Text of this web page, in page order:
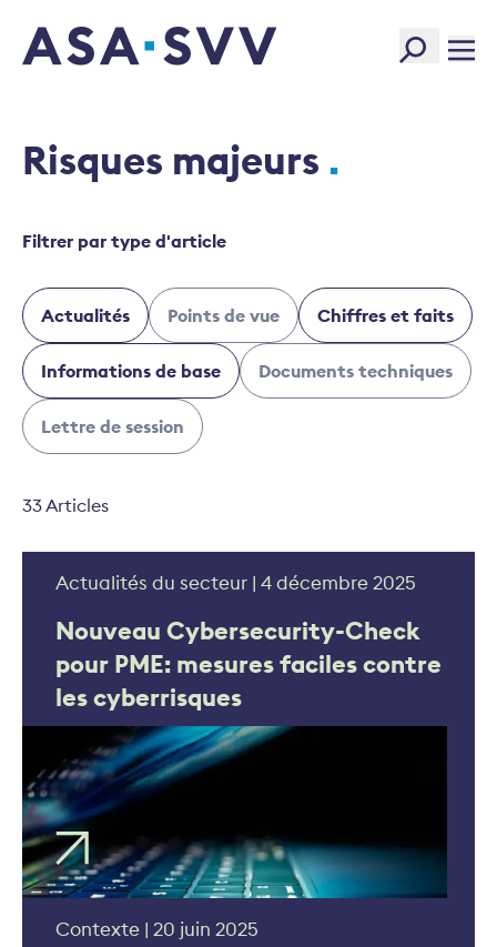
SVV Logo
Risques majeurs
Filtrer par type d'article
Actualités Points de vue Chiffres et faits
Informations de base Documents techniques
Lettre de session
33 Articles
Actualités du secteur | 4 décembre 2025
Nouveau Cybersecurity-Check
pour PME: mesures faciles contre
les cyberrisques
Contexte | 20 juin 2025